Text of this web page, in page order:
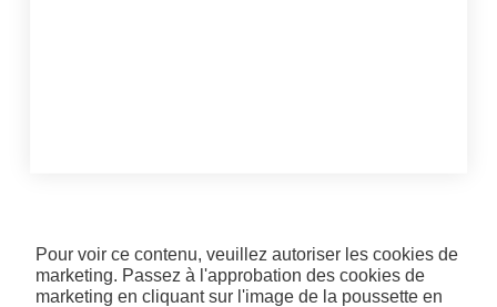
Pour voir ce contenu, veuillez autoriser les cookies de
marketing. Passez à l'approbation des cookies de
marketing en cliquant sur l'image de la poussette en